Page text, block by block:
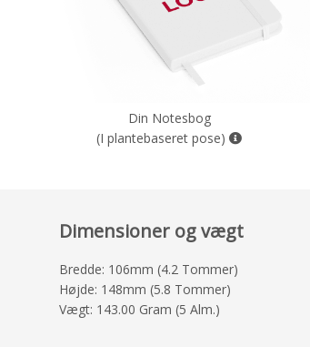
Din Notesbog
(I plantebaseret pose)
Dimensioner og vægt
Bredde: 106mm (4.2 Tommer)
Højde: 148mm (5.8 Tommer)
Vægt: 143.00 Gram (5 Alm.)